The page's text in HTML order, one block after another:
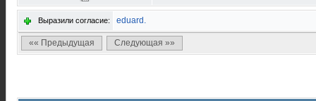
Выразили согласие: eduard.
«« Предыдущая Следующая »»